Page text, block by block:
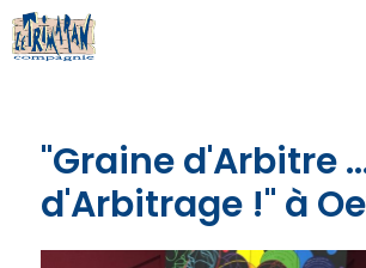
"Graine d'Arbitre
d'Arbitrage !" à